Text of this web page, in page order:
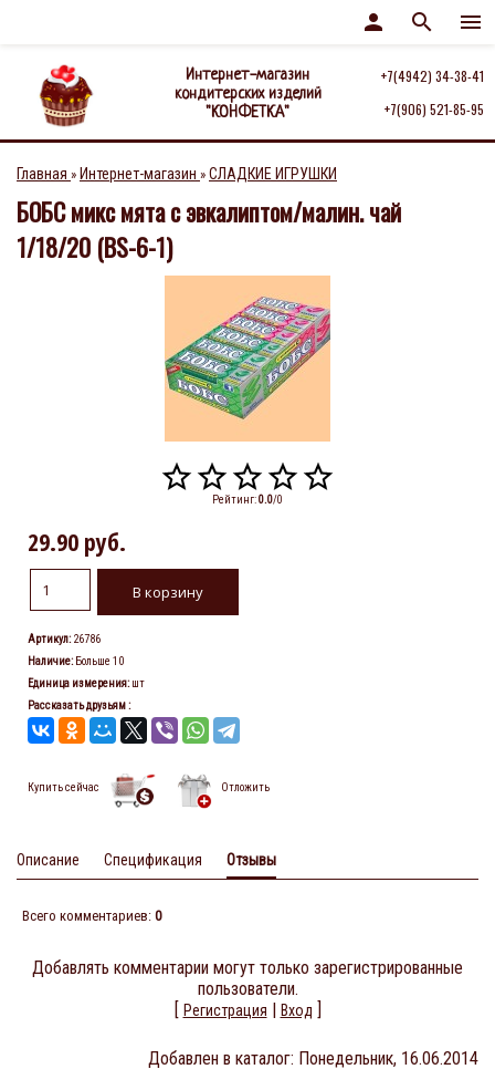
menu
search
person
Интернет-магазин
кондитерских изделий
"КОНФЕТКА"
+7(4942) 34-38-41
+7(906) 521-85-95
Главная » Интернет-магазин » СЛАДКИЕ ИГРУШКИ
БОБС микс мята с эвкалиптом/малин. чай
1/18/20 (BS-6-1)
Рейтинг:0.0/0
29.90 руб.
Артикул: 26786
Наличие: Больше 10
Единица измерения: шт
Рассказать друзьям:
Купить сейчас Отложить
Описание Спецификация Отзывы
Всего комментариев: 0
Добавлять комментарии могут только зарегистрированные
пользователи.
[ Регистрация | Вход ]
Добавлен в каталог: Понедельник, 16.06.2014